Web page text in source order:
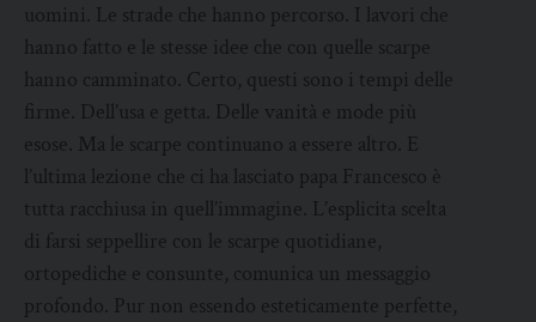
uomini. Le strade che hanno percorso. I lavori che
hanno fatto e le stesse idee che con quelle scarpe
hanno camminato. Certo, questi sono i tempi delle
firme. Dell’usa e getta. Delle vanità e mode più
esose. Ma le scarpe continuano a essere altro. E
l’ultima lezione che ci ha lasciato papa Francesco è
tutta racchiusa in quell’immagine. L’esplicita scelta
di farsi seppellire con le scarpe quotidiane,
ortopediche e consunte, comunica un messaggio
profondo. Pur non essendo esteticamente perfette,